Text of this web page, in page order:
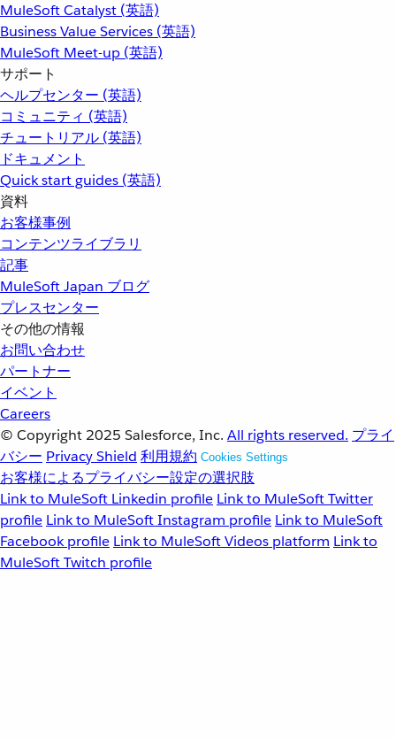
MuleSoft Catalyst (英語)
Business Value Services (英語)
MuleSoft Meet-up (英語)
サポート
ヘルプセンター (英語)
コミュニティ (英語)
チュートリアル (英語)
ドキュメント
Quick start guides (英語)
資料
お客様事例
コンテンツライブラリ
記事
MuleSoft Japan ブログ
プレスセンター
その他の情報
お問い合わせ
パートナー
イベント
Careers
© Copyright 2025 Salesforce, Inc. All rights reserved. プライ
バシー Privacy Shield 利用規約 Cookies Settings
お客様によるプライバシー設定の選択肢
Link to MuleSoft Linkedin profile Link to MuleSoft Twitter
profile Link to MuleSoft Instagram profile Link to MuleSoft
Facebook profile Link to MuleSoft Videos platform Link to
MuleSoft Twitch profile